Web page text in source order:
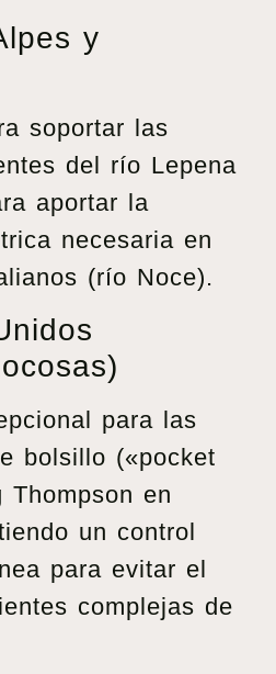
y
soportar las
del río Lepena
aportar la
necesaria en
(río Noce).
para las
bolsillo («pocket
en
un control
para evitar el
complejas de